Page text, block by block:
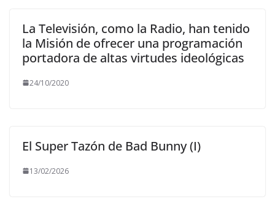
La Televisión, como la Radio, han tenido
la Misión de ofrecer una programación
portadora de altas virtudes ideológicas
24/10/2020
El Super Tazón de Bad Bunny (I)
13/02/2026